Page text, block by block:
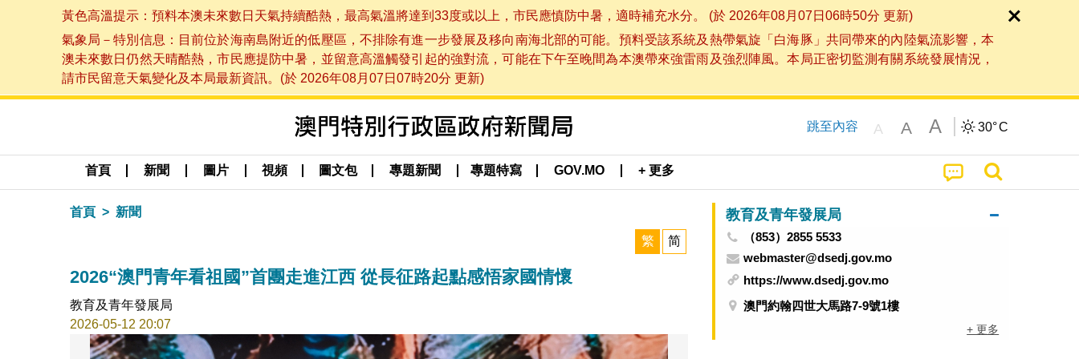
黃色高溫提示：預料本澳未來數日天氣持續酷熱，最高氣溫將達到33度或以上，市民應慎防中暑，適時補充水分。 (於 2026年08月07日06時50分 更新)
氣象局－特別信息：目前位於海南島附近的低壓區，不排除有進一步發展及移向南海北部的可能。預料受該系統及熱帶氣旋「白海豚」共同帶來的內陸氣流影響，本
澳未來數日仍然天晴酷熱，市民應提防中暑，並留意高溫觸發引起的強對流，可能在下午至晚間為本澳帶來強雷雨及強烈陣風。本局正密切監測有關系統發展情況，
請市民留意天氣變化及本局最新資訊。(於 2026年08月07日07時20分 更新)
跳至內容 A A A 30°C
首頁 新聞 圖片 視頻 圖文包 專題新聞 專題特寫 GOV.MO + 更多
首頁 新聞
繁 简
2026“澳門青年看祖國”首團走進江西 從長征路起點感悟家國情懷
教育及青年發展局
2026-05-12 20:07
教育及青年發展局
（853）2855 5533
webmaster@dsedj.gov.mo
https://www.dsedj.gov.mo
澳門約翰四世大馬路7-9號1樓
+ 更多